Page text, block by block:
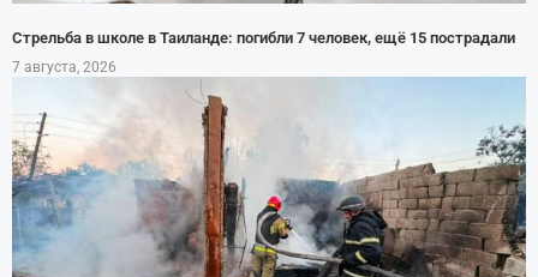
Стрельба в школе в Таиланде: погибли 7 человек, ещё 15 пострадали
7 августа, 2026